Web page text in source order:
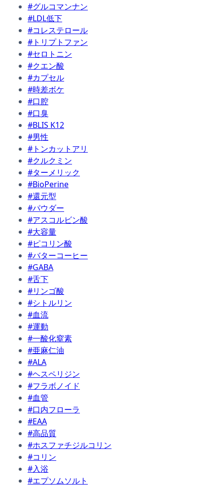
#グルコマンナン
#LDL低下
#コレステロール
#トリプトファン
#セロトニン
#クエン酸
#カプセル
#時差ボケ
#口腔
#口臭
#BLIS K12
#男性
#トンカットアリ
#クルクミン
#ターメリック
#BioPerine
#還元型
#パウダー
#アスコルビン酸
#大容量
#ピコリン酸
#バターコーヒー
#GABA
#舌下
#リンゴ酸
#シトルリン
#血流
#運動
#一酸化窒素
#亜麻仁油
#ALA
#ヘスペリジン
#フラボノイド
#血管
#口内フローラ
#EAA
#高品質
#ホスファチジルコリン
#コリン
#入浴
#エプソムソルト